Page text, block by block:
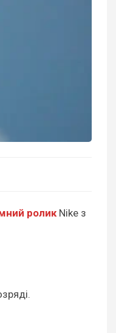
ролик Nike з